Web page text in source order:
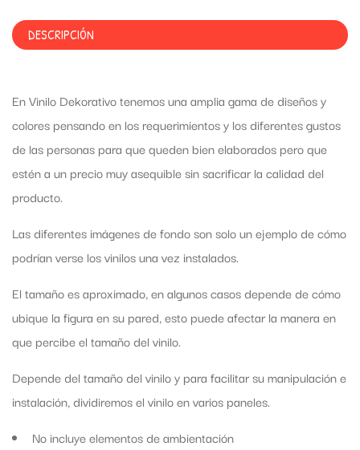
DESCRIPCIÓN
En Vinilo Dekorativo tenemos una amplia gama de diseños y
colores pensando en los requerimientos y los diferentes gustos
de las personas para que queden bien elaborados pero que
estén a un precio muy asequible sin sacrificar la calidad del
producto.
Las diferentes imágenes de fondo son solo un ejemplo de cómo
podrían verse los vinilos una vez instalados.
El tamaño es aproximado, en algunos casos depende de cómo
ubique la figura en su pared, esto puede afectar la manera en
que percibe el tamaño del vinilo.
Depende del tamaño del vinilo y para facilitar su manipulación e
instalación, dividiremos el vinilo en varios paneles.
No incluye elementos de ambientación